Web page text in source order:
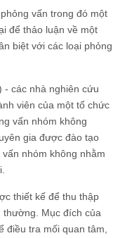
vấn trong đó một
để thảo luận về một
biệt với các loại phỏng
- các nhà nghiên cứu
viên của một tổ chức
vấn nhóm không
gia được đào tạo
nhóm không nhằm
thiết kế để thu thập
Mục đích của
điều tra mối quan tâm,